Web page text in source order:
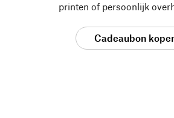
printen of persoonlijk
Cadeaubon